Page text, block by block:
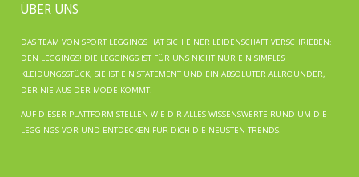
ÜBER UNS
DAS TEAM VON SPORT LEGGINGS HAT SICH EINER LEIDENSCHAFT VERSCHRIEBEN:
DEN LEGGINGS! DIE LEGGINGS IST FÜR UNS NICHT NUR EIN SIMPLES
KLEIDUNGSSTÜCK, SIE IST EIN STATEMENT UND EIN ABSOLUTER ALLROUNDER,
DER NIE AUS DER MODE KOMMT.
AUF DIESER PLATTFORM STELLEN WIE DIR ALLES WISSENSWERTE RUND UM DIE
LEGGINGS VOR UND ENTDECKEN FÜR DICH DIE NEUSTEN TRENDS.